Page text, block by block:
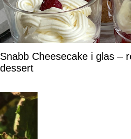
Snabb Cheesecake i glas –
dessert